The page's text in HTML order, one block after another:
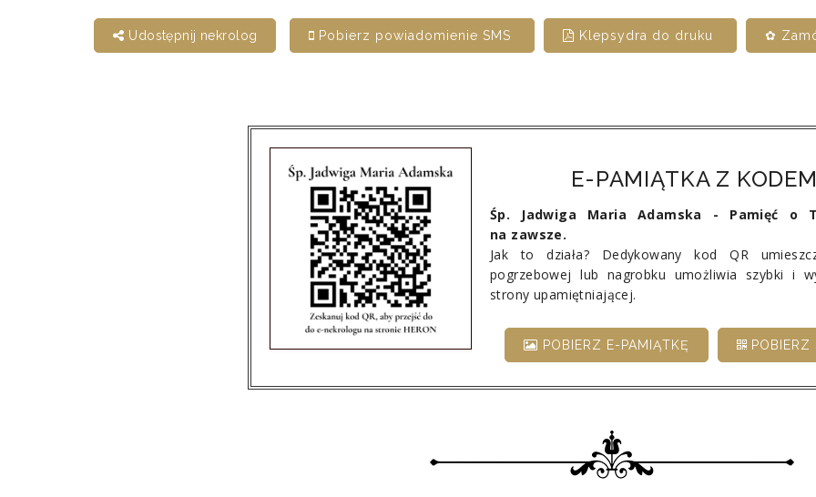
Udostępnij nekrolog Pobierz powiadomienie SMS Klepsydra do druku ✿
E-PAMIĄTKA Z
Śp. Jadwiga Maria Adamska - Pamięć o
na zawsze.
Jak to działa? Dedykowany kod QR
pogrzebowej lub nagrobku umożliwia szybki i
strony upamiętniającej.
POBIERZ E-PAMIĄTKĘ POBIERZ